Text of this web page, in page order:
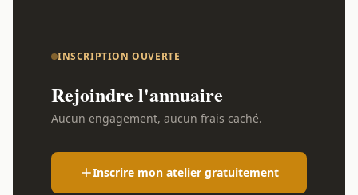
INSCRIPTION OUVERTE
Rejoindre l'annuaire
Aucun engagement, aucun frais caché.
Inscrire mon atelier gratuitement